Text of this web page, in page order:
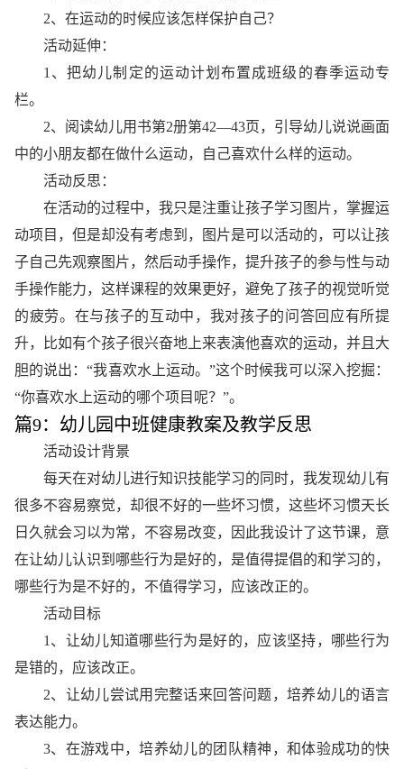
2、在运动的时候应该怎样保护自己？
活动延伸：
1、把幼儿制定的运动计划布置成班级的春季运动专
栏。
2、阅读幼儿用书第2册第42—43页，引导幼儿说说画面
中的小朋友都在做什么运动，自己喜欢什么样的运动。
活动反思：
在活动的过程中，我只是注重让孩子学习图片，掌握运
动项目，但是却没有考虑到，图片是可以活动的，可以让孩
子自己先观察图片，然后动手操作，提升孩子的参与性与动
手操作能力，这样课程的效果更好，避免了孩子的视觉听觉
的疲劳。在与孩子的互动中，我对孩子的问答回应有所提
升，比如有个孩子很兴奋地上来表演他喜欢的运动，并且大
胆的说出：“我喜欢水上运动。”这个时候我可以深入挖掘：
“你喜欢水上运动的哪个项目呢？”。
篇9：幼儿园中班健康教案及教学反思
活动设计背景
每天在对幼儿进行知识技能学习的同时，我发现幼儿有
很多不容易察觉，却很不好的一些坏习惯，这些坏习惯天长
日久就会习以为常，不容易改变，因此我设计了这节课，意
在让幼儿认识到哪些行为是好的，是值得提倡的和学习的，
哪些行为是不好的，不值得学习，应该改正的。
活动目标
1、让幼儿知道哪些行为是好的，应该坚持，哪些行为
是错的，应该改正。
2、让幼儿尝试用完整话来回答问题，培养幼儿的语言
表达能力。
3、在游戏中，培养幼儿的团队精神，和体验成功的快